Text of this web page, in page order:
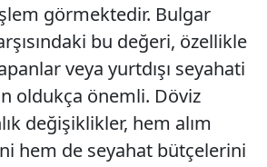
görmektedir. Bulgar
bu değeri, özellikle
veya yurtdışı seyahati
oldukça önemli. Döviz
değişiklikler, hem alım
hem de seyahat bütçelerini